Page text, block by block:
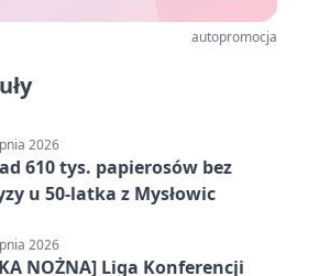
autopromocja
2026
610 tys. papierosów bez
u 50-latka z Mysłowic
2026
NOŻNA] Liga Konferencji